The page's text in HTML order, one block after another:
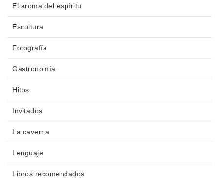
El aroma del espíritu
Escultura
Fotografía
Gastronomía
Hitos
Invitados
La caverna
Lenguaje
Libros recomendados